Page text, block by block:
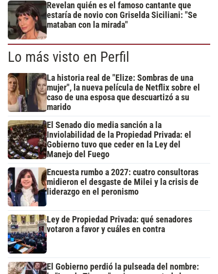
Revelan quién es el famoso cantante que
estaría de novio con Griselda Siciliani: "Se
mataban con la mirada"
Lo más visto en Perfil
La historia real de "Elize: Sombras de una
mujer", la nueva película de Netflix sobre el
caso de una esposa que descuartizó a su
marido
El Senado dio media sanción a la
Inviolabilidad de la Propiedad Privada: el
Gobierno tuvo que ceder en la Ley del
Manejo del Fuego
Encuesta rumbo a 2027: cuatro consultoras
midieron el desgaste de Milei y la crisis de
liderazgo en el peronismo
Ley de Propiedad Privada: qué senadores
votaron a favor y cuáles en contra
El Gobierno perdió la pulseada del nombre: